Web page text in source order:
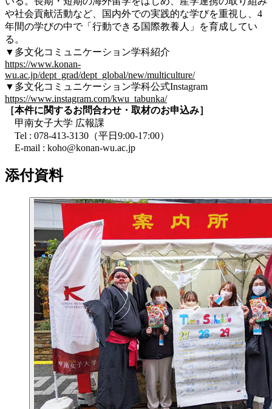
や社会貢献活動など、国内外での実践的な学びを重視し、4
年間の学びの中で「行動できる国際教養人」を育成してい
る。
▼多文化コミュニケーション学科紹介
https://www.konan-
wu.ac.jp/dept_grad/dept_global/new/multiculture/
▼多文化コミュニケーション学科公式Instagram
https://www.instagram.com/kwu_tabunka/
［本件に関するお問合わせ・取材のお申込み］
甲南女子大学 広報課
Tel : 078-413-3130（平日9:00-17:00）
E-mail : koho@konan-wu.ac.jp
添付資料